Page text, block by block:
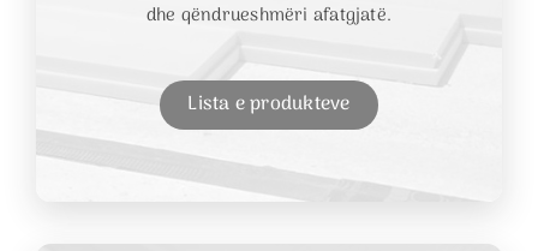
dhe qëndrueshmëri afatgjatë.
Lista e produkteve